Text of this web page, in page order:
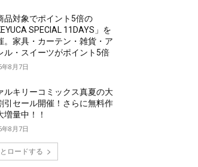
品対象でポイント5倍の
SPECIAL 11DAYS」を
。家具・カーテン・雑貨・ア
ル・スイーツがポイント5倍
年8月7日
ルキリーコミックス真夏の大
引セール開催！さらに無料作
増量中！！
年8月7日
ロードする